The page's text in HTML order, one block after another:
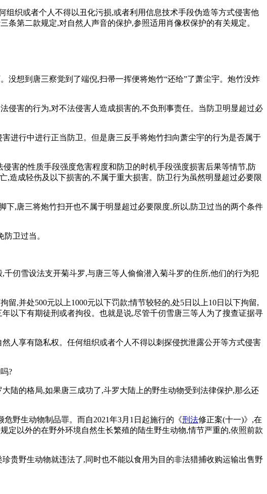
织或者个人不得以丑化污损,或者利用信息技术手段伪造等方式侵害他
第二款规定,对自然人声音的保护,参照适用肖像权保护的有关规定。
想到唐三察觉到了端倪,扫帚一挥便将炮竹“还给”了萧尘宇。炮竹没炸
侵害的行为,对不法侵害人造成损害的,不负刑事责任。当防卫明显超过必
进行中进行正当防卫。但是唐三反手将炮竹扫向萧尘宇的行为是否属于
害的性质手段强度危害程度和防卫的时机手段强度损害后果等情节,防
,造成轻伤及以下损害的,不属于重大损害。防卫行为虽然明显超过必要限
,唐三将炮竹扫开也不属于明显超过必要限度,所以,防卫过当的两个条件
卫过当。
仞雪设法支开菊斗罗,与唐三等人偷偷潜入菊斗罗的住所,他们的行为犯
,并处500元以上1000元以下罚款;情节较轻的,处5日以上10日以下拘留,
以下有期徒刑或者拘役。也就是说,尽管千仞雪唐三等人为了搜查证据寻
人享有隐私权。任何组织或者个人不得以刺探侵扰泄露公开等方式侵害
?
陆的格局,如果唐三成功了,斗罗大陆上的野生动物受到法律保护,那么还
野生动物制品罪。而自2021年3月1日起施行的《刑法修正案(十一)》,在
定以外的在野外环境自然生长繁殖的陆生野生动物,情节严重的,依照前款
贵野生动物就违法了,同时也不能以食用为目的非法猎捕收购运输出售野